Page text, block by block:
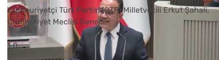
Cumhuriyetçi Türk Partisi (CTP) Milletvekili Erkut Şahali,
Cumhuriyet Meclisi Genel...
1 0